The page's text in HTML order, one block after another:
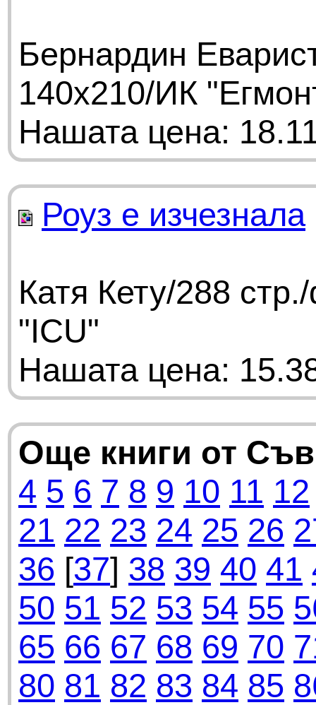
Бернардин
140x210/ИК
Нашата цена:
Роуз е изчезнала
Катя Кету/288
"ICU"
Нашата цена:
Още книги от
4 5 6 7 8 9 10 11 12
21 22 23 24 25 26
36 [37] 38 39 40 41
50 51 52 53 54 55
65 66 67 68 69 70
80 81 82 83 84 85